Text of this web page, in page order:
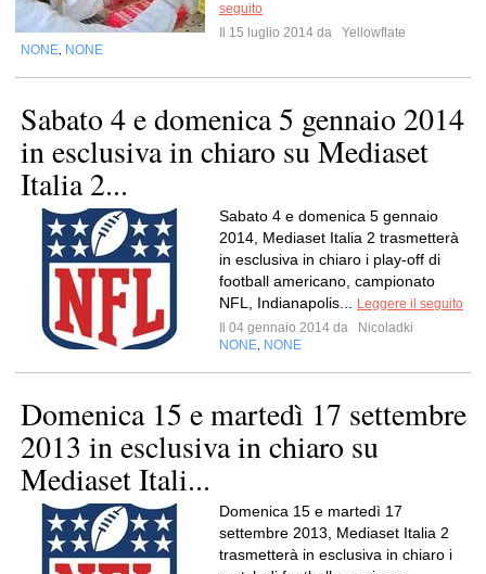
seguito
Il 15 luglio 2014 da
Yellowflate
NONE NONE
Sabato 4 e domenica 5 gennaio 2014
in esclusiva in chiaro su Mediaset
Italia 2...
Sabato 4 e domenica 5 gennaio
2014, Mediaset Italia 2 trasmetterà
in esclusiva in chiaro i play-off di
football americano, campionato
NFL, Indianapolis...
Leggere il seguito
Il 04 gennaio 2014 da
Nicoladki
NONE NONE
Domenica 15 e martedì 17 settembre
2013 in esclusiva in chiaro su
Mediaset Itali...
Domenica 15 e martedì 17
settembre 2013, Mediaset Italia 2
trasmetterà in esclusiva in chiaro i